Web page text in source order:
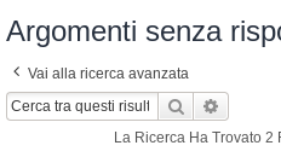
Argomenti senza
Vai alla ricerca avanzata
Cerca
La Ricerca Ha Trovato 2